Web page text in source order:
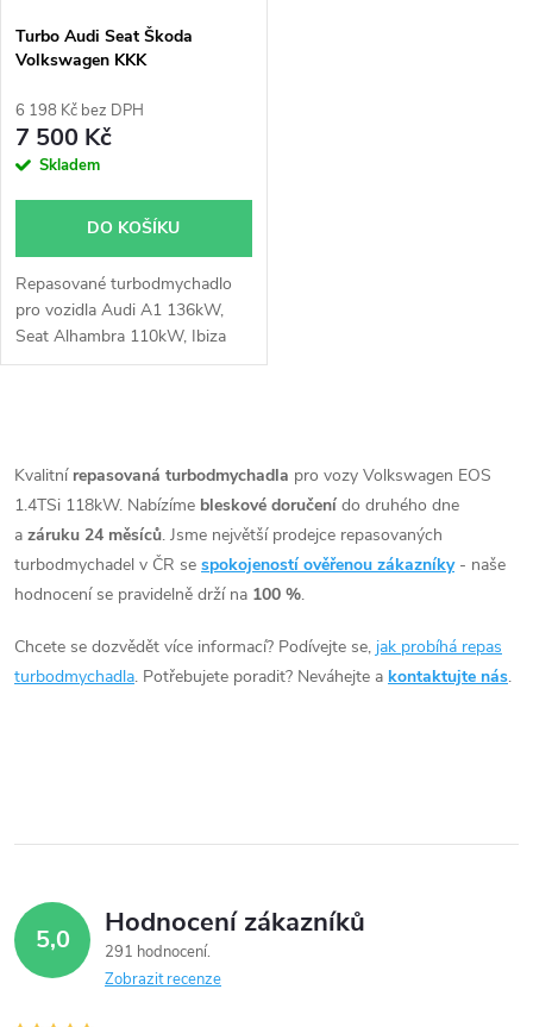
p
r
o
u
k
ů
s
p
r
o
d
u
k
ů
Turbo Audi Seat Škoda
Volkswagen KKK
110kW 118kW 125kW
132kW 136kW
6 198 Kč bez DPH
7 500 Kč
Skladem
DO KOŠÍKU
Repasované turbodmychadlo
pro vozidla Audi A1 136kW,
Seat Alhambra 110kW, Ibiza
110kW 132kW, Škoda Fabia
103kW 118kW 125kW, Passat
118kW, Polo GTi 132kW,
110kW 118kW, Tiguan 118kW,
Touran 103kW 125kW
v
l
á
a
v
k
Kvalitní repasovaná turbodmychadla pro vozy Volkswagen EOS
1.4TSi 118kW. Nabízíme bleskové doručení do druhého dne
a záruku 24 měsíců. Jsme největší prodejce repasovaných
turbodmychadel v ČR se spokojeností ověřenou zákazníky - naše
hodnocení se pravidelně drží na 100 %.
Chcete se dozvědět více informací? Podívejte se, jak probíhá repas
turbodmychadla. Potřebujete poradit? Neváhejte a kontaktujte nás.
5,0 Hodnocení zákazníků
291 hodnocení
Zobrazit recenze